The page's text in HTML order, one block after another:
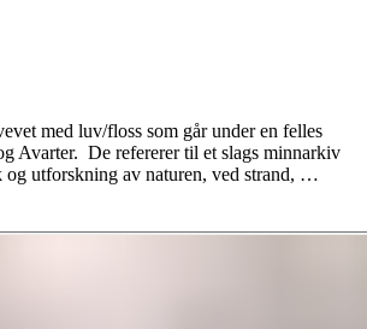
med luv/floss som går under en felles
Avarter. De refererer til et slags minnarkiv
utforskning av naturen, ved strand, …